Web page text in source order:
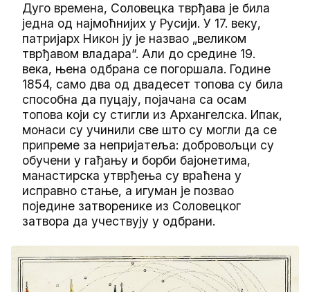
Дуго времена, Соловецка тврђава је била
једна од најмоћнијих у Русији. У 17. веку,
патријарх Никон ју је назвао „великом
тврђавом владара“. Али до средине 19.
века, њена одбрана се погоршала. Године
1854, само два од двадесет топова су била
способна да пуцају, појачана са осам
топова који су стигли из Архангелска. Ипак,
монаси су учинили све што су могли да се
припреме за непријатеља: добровољци су
обучени у гађању и борби бајонетима,
манастирска утврђења су враћена у
исправно стање, а игуман је позвао
поједине затворенике из Соловецког
затвора да учествују у одбрани.